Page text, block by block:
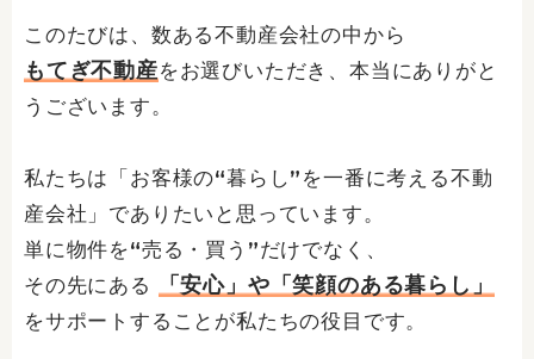
このたびは、数ある不動産会社の中から
もてぎ不動産をお選びいただき、本当にありがと
うございます。
私たちは「お客様の“暮らし”を一番に考える不動
産会社」でありたいと思っています。
単に物件を“売る・買う”だけでなく、
その先にある
「安心」や「笑顔のある暮らし」
をサポートすることが私たちの役目です。